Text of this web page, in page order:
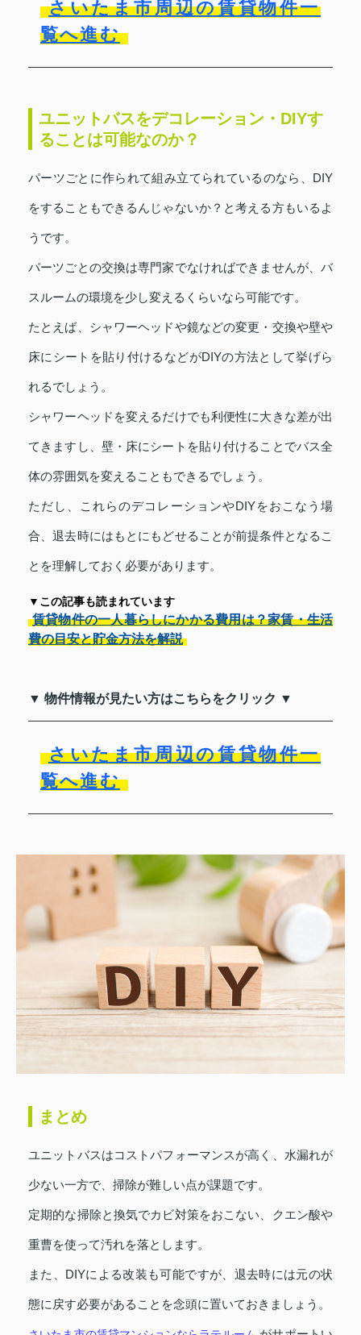
さいたま市周辺の賃貸物件一
覧へ進む
ユニットバスをデコレーション・DIYす
ることは可能なのか？
パーツごとに作られて組み立てられているのなら、DIY
をすることもできるんじゃないか？と考える方もいるよ
うです。
パーツごとの交換は専門家でなければできませんが、バ
スルームの環境を少し変えるくらいなら可能です。
たとえば、シャワーヘッドや鏡などの変更・交換や壁や
床にシートを貼り付けるなどがDIYの方法として挙げら
れるでしょう。
シャワーヘッドを変えるだけでも利便性に大きな差が出
てきますし、壁・床にシートを貼り付けることでバス全
体の雰囲気を変えることもできるでしょう。
ただし、これらのデコレーションやDIYをおこなう場
合、退去時にはもとにもどせることが前提条件となるこ
とを理解しておく必要があります。
▼この記事も読まれています
賃貸物件の一人暮らしにかかる費用は？家賃・生活
費の目安と貯金方法を解説
▼ 物件情報が見たい方はこちらをクリック ▼
さいたま市周辺の賃貸物件一
覧へ進む
まとめ
ユニットバスはコストパフォーマンスが高く、水漏れが
少ない一方で、掃除が難しい点が課題です。
定期的な掃除と換気でカビ対策をおこない、クエン酸や
重曹を使って汚れを落とします。
また、DIYによる改装も可能ですが、退去時には元の状
態に戻す必要があることを念頭に置いておきましょう。